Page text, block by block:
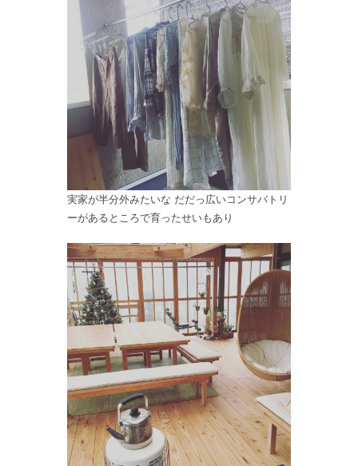
実家が半分外みたいな だだっ広いコンサバトリ
ーがあるところで育ったせいもあり